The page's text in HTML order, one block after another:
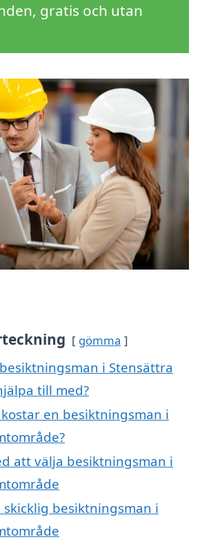
gratis och utan
gömma
i Stensättra
till med?
en besiktningsman i
att välja besiktningsman i
skicklig besiktningsman i